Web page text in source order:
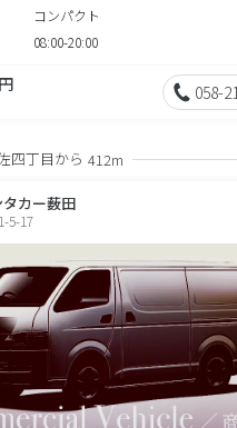
コンパクト
08:00-20:00
058-
四丁目から 412m
タカー薮田
5-17